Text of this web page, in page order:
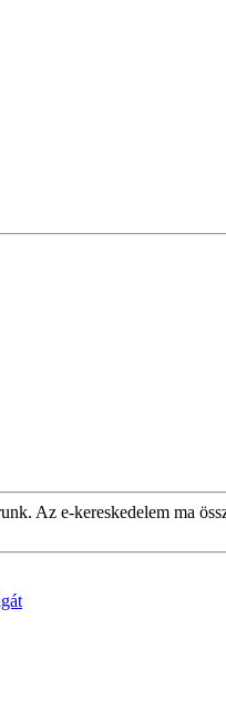
Az e-kereskedelem ma